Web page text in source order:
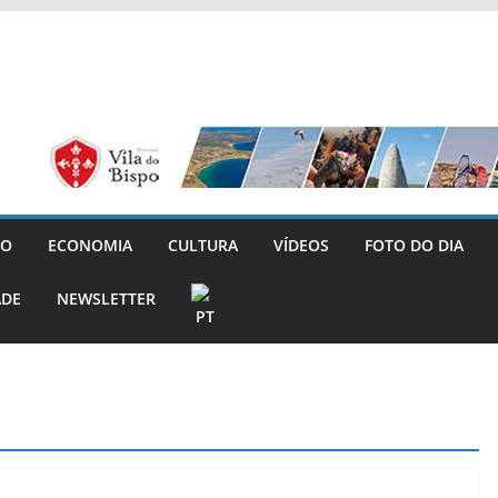
ECONOMIA CULTURA VÍDEOS FOTO DO DIA
NEWSLETTER